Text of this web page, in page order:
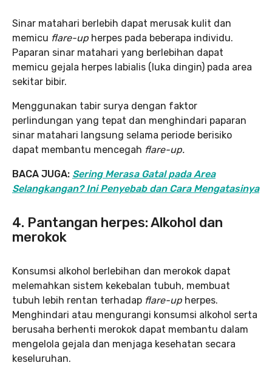
Sinar matahari berlebih dapat merusak kulit dan
memicu flare-up herpes pada beberapa individu.
Paparan sinar matahari yang berlebihan dapat
memicu gejala herpes labialis (luka dingin) pada area
sekitar bibir.
Menggunakan tabir surya dengan faktor
perlindungan yang tepat dan menghindari paparan
sinar matahari langsung selama periode berisiko
dapat membantu mencegah flare-up.
BACA JUGA: Sering Merasa Gatal pada Area
Selangkangan? Ini Penyebab dan Cara Mengatasinya
4. Pantangan herpes: Alkohol dan
merokok
Konsumsi alkohol berlebihan dan merokok dapat
melemahkan sistem kekebalan tubuh, membuat
tubuh lebih rentan terhadap flare-up herpes.
Menghindari atau mengurangi konsumsi alkohol serta
berusaha berhenti merokok dapat membantu dalam
mengelola gejala dan menjaga kesehatan secara
keseluruhan.